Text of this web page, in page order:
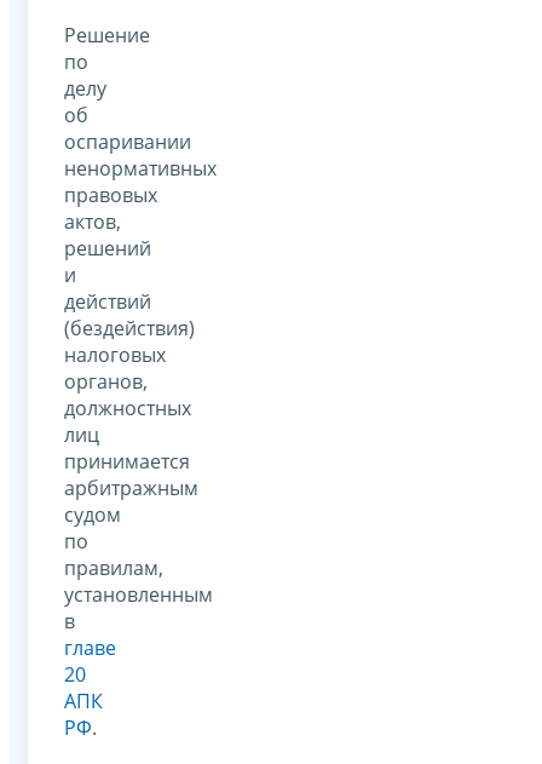
Решение
по
делу
об
оспаривании
ненормативных
правовых
актов,
решений
и
действий
(бездействия)
налоговых
органов,
должностных
лиц
принимается
арбитражным
судом
по
правилам,
установленным
в
главе
20
АПК
РФ.